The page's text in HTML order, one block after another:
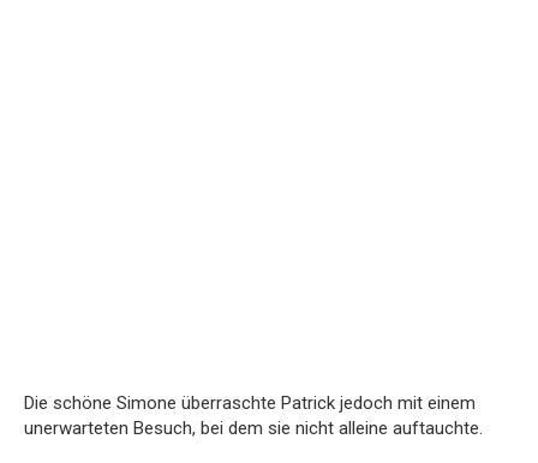
Die schöne Simone überraschte Patrick jedoch mit einem
unerwarteten Besuch, bei dem sie nicht alleine auftauchte.